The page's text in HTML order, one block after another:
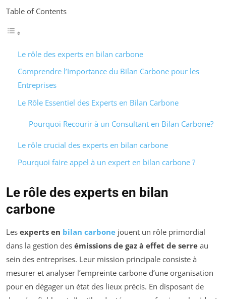
Table of Contents
Le rôle des experts en bilan carbone
Comprendre l’Importance du Bilan Carbone pour les
Entreprises
Le Rôle Essentiel des Experts en Bilan Carbone
Pourquoi Recourir à un Consultant en Bilan Carbone?
Le rôle crucial des experts en bilan carbone
Pourquoi faire appel à un expert en bilan carbone ?
Le rôle des experts en bilan
carbone
Les experts en bilan carbone jouent un rôle primordial
dans la gestion des émissions de gaz à effet de serre au
sein des entreprises. Leur mission principale consiste à
mesurer et analyser l’empreinte carbone d’une organisation
pour en dégager un état des lieux précis. En disposant de